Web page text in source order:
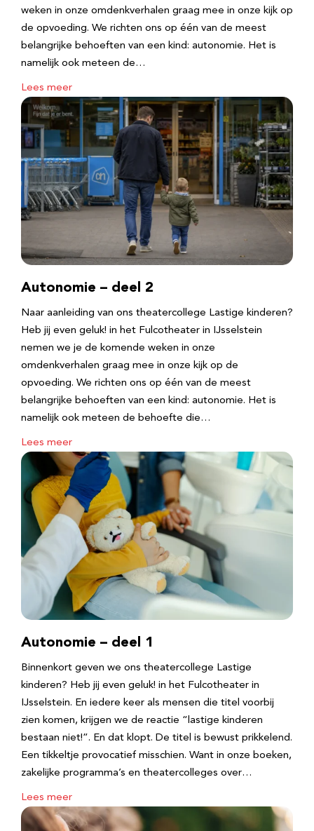
weken in onze omdenkverhalen graag mee in onze kijk op
de opvoeding. We richten ons op één van de meest
belangrijke behoeften van een kind: autonomie. Het is
namelijk ook meteen de…
Lees meer
Autonomie – deel 2
Naar aanleiding van ons theatercollege Lastige kinderen?
Heb jij even geluk! in het Fulcotheater in IJsselstein
nemen we je de komende weken in onze
omdenkverhalen graag mee in onze kijk op de
opvoeding. We richten ons op één van de meest
belangrijke behoeften van een kind: autonomie. Het is
namelijk ook meteen de behoefte die…
Lees meer
Autonomie – deel 1
Binnenkort geven we ons theatercollege Lastige
kinderen? Heb jij even geluk! in het Fulcotheater in
IJsselstein. En iedere keer als mensen die titel voorbij
zien komen, krijgen we de reactie “lastige kinderen
bestaan niet!”. En dat klopt. De titel is bewust prikkelend.
Een tikkeltje provocatief misschien. Want in onze boeken,
zakelijke programma’s en theatercolleges over…
Lees meer